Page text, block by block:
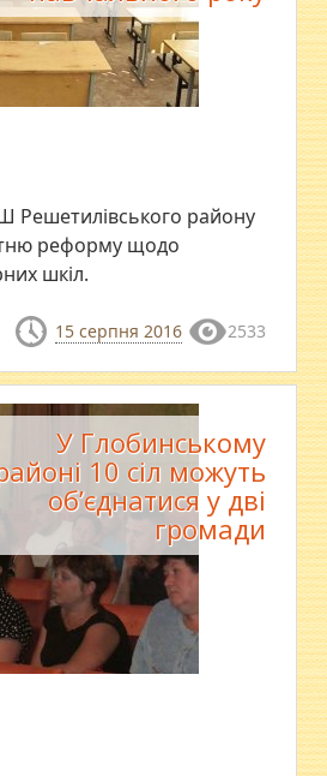
Решетилівського району
реформу щодо
шкіл.
15 серпня 2016 2533
У Глобинському
10 сіл можуть
об’єднатися у дві
громади